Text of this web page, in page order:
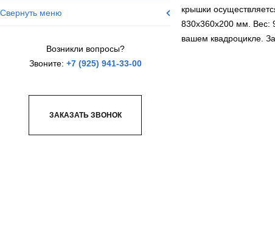
Свернуть меню
Возникли вопросы?
Звоните: +7 (925) 941-33-00
ЗАКАЗАТЬ ЗВОНОК
крышки
830х360х200 мм. Вес:
вашем квадроцикле.